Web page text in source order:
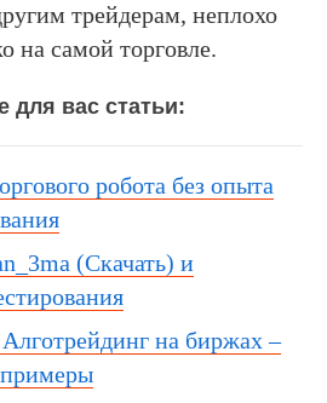
трейдерам, неплохо
на самой торговле.
для вас статьи:
робота без опыта
(Скачать) и
на биржах –